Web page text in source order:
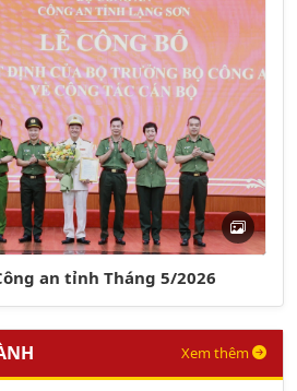
an tỉnh Tháng 5/2026
Xem thêm